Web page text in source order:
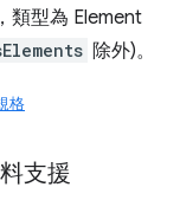
類型為 Element
除外)。
格
支援